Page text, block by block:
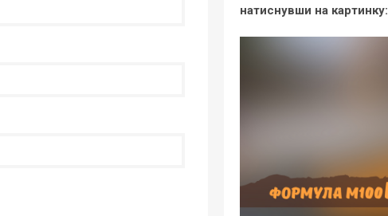
натиснувши на картинку: